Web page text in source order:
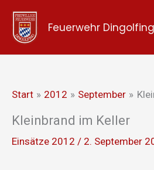
Zum
Inhalt
springen
Feuerwehr Dingolfing
Start 2012 September
Kleinbrand im Keller
Einsätze 2012 / 2. September